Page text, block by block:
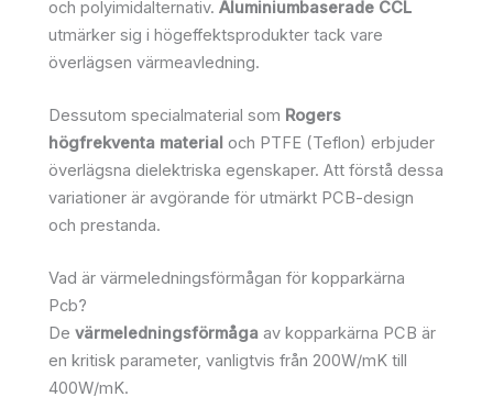
och polyimidalternativ. Aluminiumbaserade CCL
utmärker sig i högeffektsprodukter tack vare
överlägsen värmeavledning.
Dessutom specialmaterial som Rogers
högfrekventa material och PTFE (Teflon) erbjuder
överlägsna dielektriska egenskaper. Att förstå dessa
variationer är avgörande för utmärkt PCB-design
och prestanda.
Vad är värmeledningsförmågan för kopparkärna
Pcb?
De värmeledningsförmåga av kopparkärna PCB är
en kritisk parameter, vanligtvis från 200W/mK till
400W/mK.